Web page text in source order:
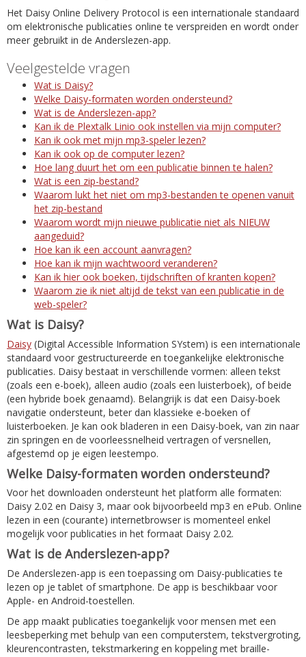
Het Daisy Online Delivery Protocol is een internationale standaard
om elektronische publicaties online te verspreiden en wordt onder
meer gebruikt in de Anderslezen-app.
Veelgestelde vragen
Wat is Daisy?
Welke Daisy-formaten worden ondersteund?
Wat is de Anderslezen-app?
Kan ik de Plextalk Linio ook instellen via mijn computer?
Kan ik ook met mijn mp3-speler lezen?
Kan ik ook op de computer lezen?
Hoe lang duurt het om een publicatie binnen te halen?
Wat is een zip-bestand?
Waarom lukt het niet om mp3-bestanden te openen vanuit
het zip-bestand
Waarom wordt mijn nieuwe publicatie niet als NIEUW
aangeduid?
Hoe kan ik een account aanvragen?
Hoe kan ik mijn wachtwoord veranderen?
Kan ik hier ook boeken, tijdschriften of kranten kopen?
Waarom zie ik niet altijd de tekst van een publicatie in de
web-speler?
Wat is Daisy?
Daisy (Digital Accessible Information SYstem) is een internationale
standaard voor gestructureerde en toegankelijke elektronische
publicaties. Daisy bestaat in verschillende vormen: alleen tekst
(zoals een e-boek), alleen audio (zoals een luisterboek), of beide
(een hybride boek genaamd). Belangrijk is dat een Daisy-boek
navigatie ondersteunt, beter dan klassieke e-boeken of
luisterboeken. Je kan ook bladeren in een Daisy-boek, van zin naar
zin springen en de voorleessnelheid vertragen of versnellen,
afgestemd op je eigen leestempo.
Welke Daisy-formaten worden ondersteund?
Voor het downloaden ondersteunt het platform alle formaten:
Daisy 2.02 en Daisy 3, maar ook bijvoorbeeld mp3 en ePub. Online
lezen in een (courante) internetbrowser is momenteel enkel
mogelijk voor publicaties in het formaat Daisy 2.02.
Wat is de Anderslezen-app?
De Anderslezen-app is een toepassing om Daisy-publicaties te
lezen op je tablet of smartphone. De app is beschikbaar voor
Apple- en Android-toestellen.
De app maakt publicaties toegankelijk voor mensen met een
leesbeperking met behulp van een computerstem, tekstvergroting,
kleurencontrasten, tekstmarkering en koppeling met braille-